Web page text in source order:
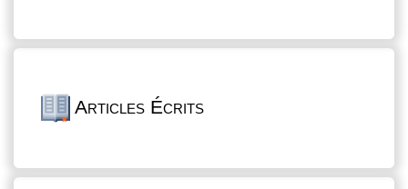
Articles Écrits